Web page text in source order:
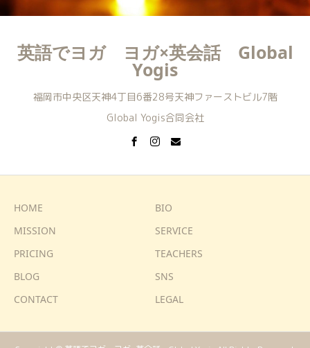
英語でヨガ ヨガ×英会話 Global
Yogis
福岡市中央区天神4丁目6番28号天神ファーストビル7階
Global Yogis合同会社
HOME
BIO
MISSION
SERVICE
PRICING
TEACHERS
BLOG
SNS
CONTACT
LEGAL